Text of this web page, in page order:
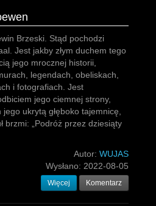
Brzeski. Stąd pochodzi
Jest jakby złym duchem tego
jego mrocznej historii,
legendach, obeliskach,
i fotografiach. Jest
jego ciemnej strony,
ukrytą głęboko tajemnicę,
brzmi: „Podróż przez dziesiąty
Autor: WUJAS
Wysłano: 2022-08-05
Więcej Komentarz